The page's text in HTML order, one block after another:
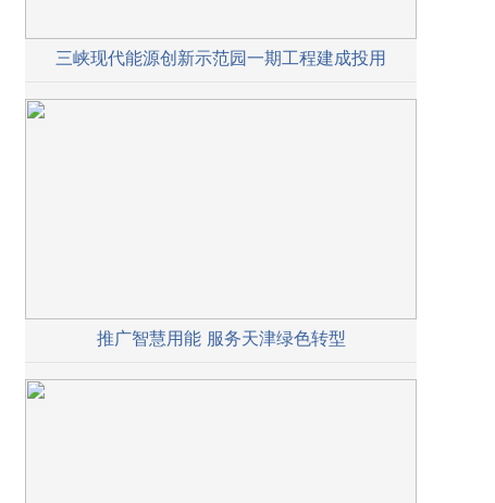
三峡现代能源创新示范园一期工程建成投用
推广智慧用能 服务天津绿色转型